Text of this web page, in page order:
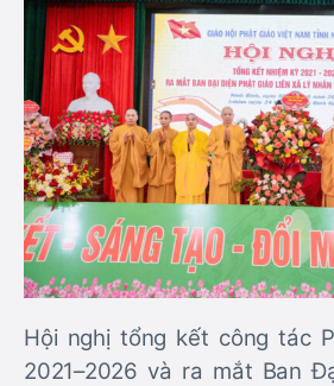
Hội nghị tổng kết công tác
2021–2026 và ra mắt Ban